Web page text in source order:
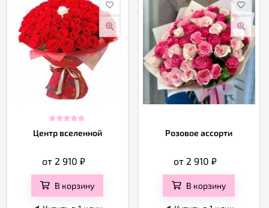
Центр вселенной
от 2 910₽
В корзину
Розовое ассорти
от 2 910₽
В корзину